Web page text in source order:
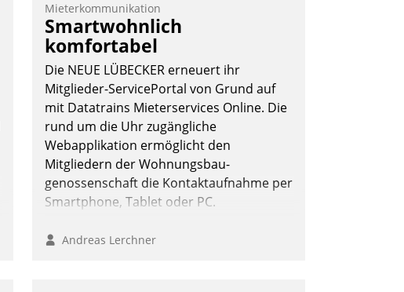
auswirft. Eine intuitive Dialogführung
ermöglicht dem externen Serviceteam,
Anrufe von Mietenden zügiger und
effizienter zu bearbeiten.
Nadja Hußmann
Mieterkommunikation
Smartwohnlich
komfortabel
Die NEUE LÜBECKER erneuert ihr
Mitglieder-ServicePortal von Grund auf
mit Datatrains Mieterservices Online. Die
rund um die Uhr zugängliche
Webapplikation ermöglicht den
Mitgliedern der Wohnungs­bau­
genossenschaft die Kontaktaufnahme per
Smartphone, Tablet oder PC.
Andreas Lerchner